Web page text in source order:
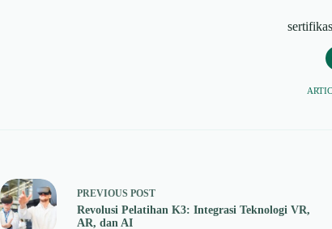
PREVIOUS POST
Revolusi Pelatihan K3: Integrasi Teknologi VR,
AR, dan AI